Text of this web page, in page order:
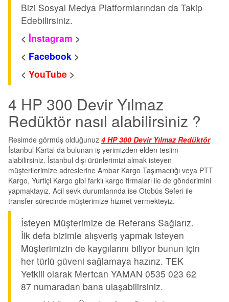
Bizi Sosyal Medya Platformlarından da Takip
Edebilirsiniz.
< İnstagram >
< Facebook >
< YouTube >
4 HP 300 Devir Yılmaz
Redüktör nasıl alabilirsiniz ?
Resimde görmüş olduğunuz 4 HP 300 Devir Yılmaz Redüktör
İstanbul Kartal da bulunan iş yerimizden elden teslim
alabilirsiniz. İstanbul dışı ürünlerimizi almak isteyen
müşterilerimize adreslerine Ambar Kargo Taşımacılığı veya PTT
Kargo, Yurtiçi Kargo gibi farklı kargo firmaları ile de gönderimini
yapmaktayız. Acil sevk durumlarında ise Otobüs Seferi ile
transfer sürecinde müşterimize hizmet vermekteyiz.
İsteyen Müşterimize de Referans Sağlarız.
İlk defa bizimle alışveriş yapmak isteyen
Müşterimizin de kaygılarını biliyor bunun için
her türlü güveni sağlamaya hazırız. TEK
Yetkili olarak Mertcan YAMAN 0535 023 62
87 numaradan bana ulaşabilirsiniz.